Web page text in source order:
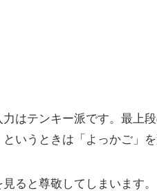
はテンキー派です。最上
いうときは「よっかご」を
ると尊敬してしまいます。